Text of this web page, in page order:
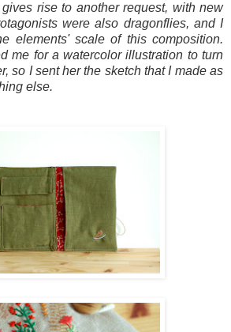
rise to another request, with new
were also dragonflies, and I
elements' scale of this composition.
me for a watercolor illustration to turn
so I sent her the sketch that I made as
else.